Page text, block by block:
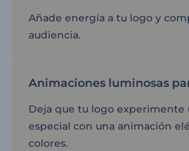
Añade energía a tu logo y
audiencia.
Animaciones luminosas
Deja que tu logo
especial con una animación
colores.